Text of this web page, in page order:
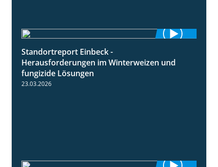
Standortreport Einbeck -
Herausforderungen im Winterweizen und
fungizide Lösungen
23.03.2026